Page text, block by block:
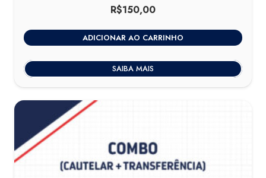
R$150,00
ADICIONAR AO CARRINHO
SAIBA MAIS